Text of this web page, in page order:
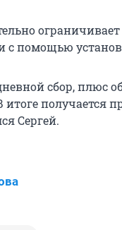
с помощью
сбор, плюс
получается
Сергей.